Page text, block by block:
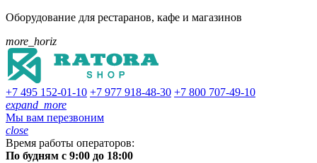
Оборудование для рестаранов, кафе и магазинов
more_horiz
+7 495 152-01-10 +7 977 918-48-30 +7 800 707-49-10
expand_more
Мы вам перезвоним
close
Время работы операторов:
По будням с 9:00 до 18:00